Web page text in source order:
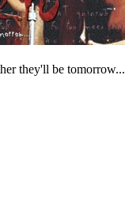
they'll be tomorrow...